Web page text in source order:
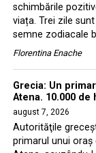
schimbările
viața. Trei zile
semne zodiacale
Florentina Enache
Grecia: Un
Atena. 10.000
august 7, 2026
Autorităţile
primarul unui oraş